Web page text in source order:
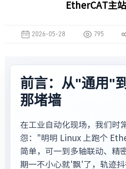
EtherCAT主
2026-05-28 795
前言：从"通用"
那堵墙
在工业自动化现场，我们时
怨："明明 Linux 上跑个
简单，可一到多轴联动、精
期一不小心就'飘'了，轨迹